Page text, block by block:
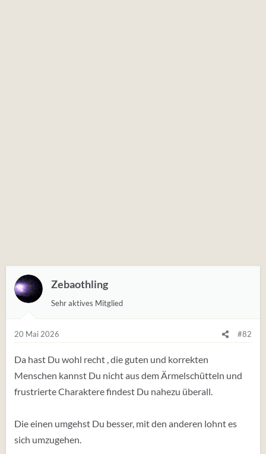
Zebaothling
Sehr aktives Mitglied
20 Mai 2026 #82
Da hast Du wohl recht , die guten und korrekten
Menschen kannst Du nicht aus dem Ärmelschütteln und
frustrierte Charaktere findest Du nahezu überall.
Die einen umgehst Du besser, mit den anderen lohnt es
sich umzugehen.